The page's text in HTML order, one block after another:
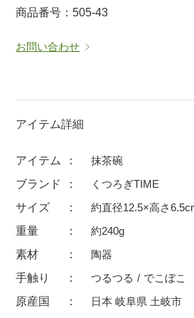
そば千代口
小抹茶碗
箸・カトラリー
置物
価格
500円未満
500円～ 600円～
1,500円〜 2,000円〜
商品番号：505-43
お問い合わせ
アイテム詳細
アイテム
抹茶碗
ブランド
くつろぎTIME
サイズ
約直径12.5×高さ
重量
約240g
素材
陶器
手触り
つるつる
でこぼこ
原産国
日本 岐阜県 土岐市